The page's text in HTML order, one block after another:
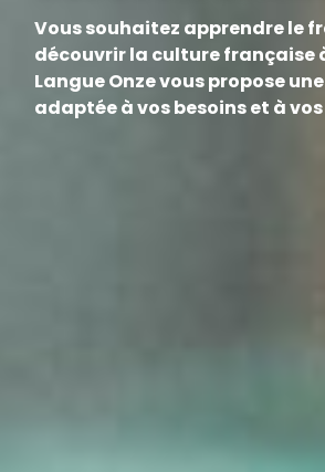
Vous souhaitez apprendre le
découvrir la culture française
Langue Onze vous propose
adaptée à vos besoins et à